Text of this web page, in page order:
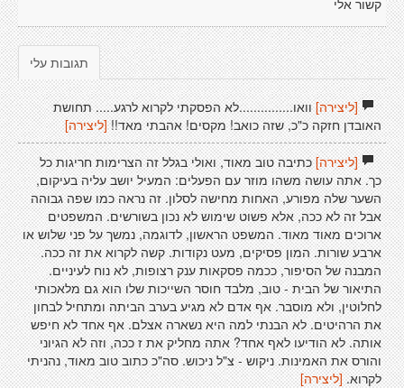
קשור אלי
תגובות עלי
[ליצירה]וואו...............לא הפסקתי לקרוא לרגע..... תחושת
האובדן חזקה כ"כ, שזה כואב! מקסים! אהבתי מאד!! [ליצירה]
[ליצירה]כתיבה טוב מאוד, ואולי בגלל זה הצרימות חריגות כל
כך. אתה עושה משהו מוזר עם הפעלים: המעיל יושב עליה בעיקום,
השער שלה מפורע, האחות מחישה לסלון. זה נראה כמו שפה גבוהה
אבל זה לא ככה, אלא פשוט שימוש לא נכון בשורשים. המשפטים
ארוכים מאוד מאוד. המשפט הראשון, לדוגמה, נמשך על פני שלוש או
ארבע שורות. המון פסיקים, מעט נקודות. קשה לקרוא את זה ככה.
המבנה של הסיפור, ככמה פסקאות ענק רצופות, לא נוח לעיניים.
התיאור של הבית - טוב, מלבד חוסר השייכות שלו הוא גם מלאכותי
לחלוטין, ולא מוסבר. אף אדם לא מגיע בערב הביתה ומתחיל לבחון
את הרהיטים. לא הבנתי למה היא נשארה אצלם. אף אחד לא חיפש
אותה. לא הודיעו לאף אחד? אתה מחליק את ז ככה, וזה לא הגיוני
והורס את האמינות. ניקוש - צ"ל ניכוש. סה"כ כתוב טוב מאוד, נהניתי
לקרוא. [ליצירה]